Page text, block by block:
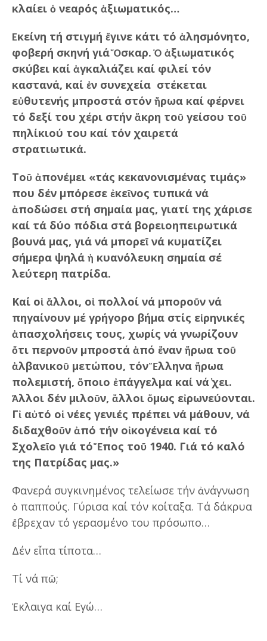
κλαίει ὁ νεαρός ἀξιωματικός…
Ἐκείνη τή στιγμή ἔγινε κάτι τό ἀλησμόνητο,
φοβερή σκηνή γιά Ὄσκαρ. Ὁ ἀξιωματικός
σκύβει καί ἀγκαλιάζει καί φιλεί τόν
καστανά, καί ἐν συνεχεία στέκεται
εὐθυτενής μπροστά στόν ἥρωα καί φέρνει
τό δεξί του χέρι στήν ἄκρη τοῦ γείσου τοῦ
πηλίκιού του καί τόν χαιρετά
στρατιωτικά.
Τοῦ ἀπονέμει «τάς κεκανονισμένας τιμάς»
που δέν μπόρεσε ἐκεῖνος τυπικά νά
ἀποδώσει στή σημαία μας, γιατί της χάρισε
καί τά δύο πόδια στά βορειοηπειρωτικά
βουνά μας, γιά νά μπορεῖ νά κυματίζει
σήμερα ψηλά ἡ κυανόλευκη σημαία σέ
λεύτερη πατρίδα.
Καί οἱ ἄλλοι, οἱ πολλοί νά μποροῦν νά
πηγαίνουν μέ γρήγορο βήμα στίς εἰρηνικές
ἀπασχολήσεις τους, χωρίς νά γνωρίζουν
ὅτι περνοῦν μπροστά ἀπό ἕναν ἥρωα τοῦ
ἀλβανικοῦ μετώπου, τόν Ἕλληνα ἥρωα
πολεμιστή, ὅποιο ἐπάγγελμα καί νά ̓χει.
Ἄλλοι δέν μιλοῦν, ἄλλοι ὅμως εἰρωνεύονται.
Γἰ αὐτό οἱ νέες γενιές πρέπει νά μάθουν, νά
διδαχθοῦν ἀπό τήν οἰκογένεια καί τό
Σχολεῖο γιά τό Ἔπος τοῦ 1940. Γιά τό καλό
της Πατρίδας μας.»
Φανερά συγκινημένος τελείωσε τήν ἀνάγνωση
ὁ παππούς. Γύρισα καί τόν κοίταξα. Τά δάκρυα
ἔβρεχαν τό γερασμένο του πρόσωπο…
Δέν εἶπα τίποτα…
Τί νά πῶ;
Ἔκλαιγα καί Eγώ…